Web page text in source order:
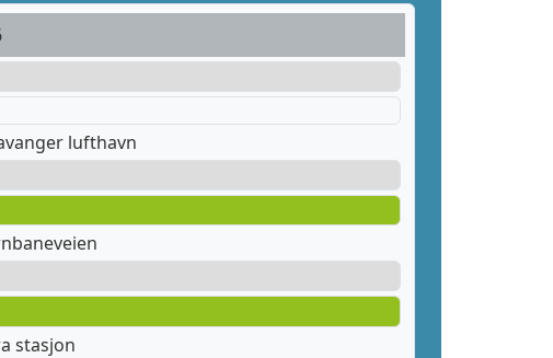
lufthavn
stasjon